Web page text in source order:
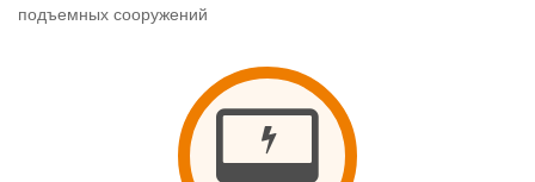
подъемных сооружений